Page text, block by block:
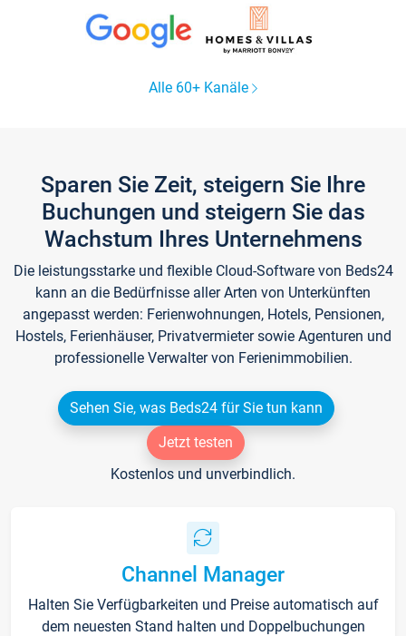
Alle 60+ Kanäle
Sparen Sie Zeit, steigern Sie Ihre
Buchungen und steigern Sie das
Wachstum Ihres Unternehmens
Die leistungsstarke und flexible Cloud-Software von Beds24
kann an die Bedürfnisse aller Arten von Unterkünften
angepasst werden: Ferienwohnungen, Hotels, Pensionen,
Hostels, Ferienhäuser, Privatvermieter sowie Agenturen und
professionelle Verwalter von Ferienimmobilien.
Sehen Sie, was Beds24 für Sie tun kann
Jetzt testen
Kostenlos und unverbindlich.
Channel Manager
Halten Sie Verfügbarkeiten und Preise automatisch auf
dem neuesten Stand halten und Doppelbuchungen